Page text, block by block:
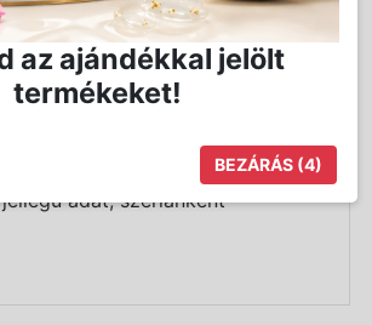
kínai gyártmányú VIO-
átmérője: 11,5mm.
adat, szériánként
az ajándékkal jelölt
termékeket!
BEZÁRÁS (4)